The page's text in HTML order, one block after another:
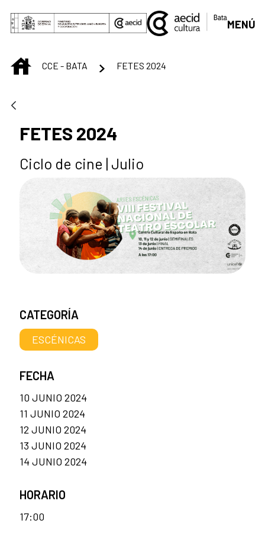
Skip to Main Content
MENÚ
INICIOCCE - BATA FETES 2024
FETES 2024
Ciclo de cine | Julio
CATEGORÍA
ESCÉNICAS
FECHA
10 JUNIO 2024
11 JUNIO 2024
12 JUNIO 2024
13 JUNIO 2024
14 JUNIO 2024
HORARIO
17:00